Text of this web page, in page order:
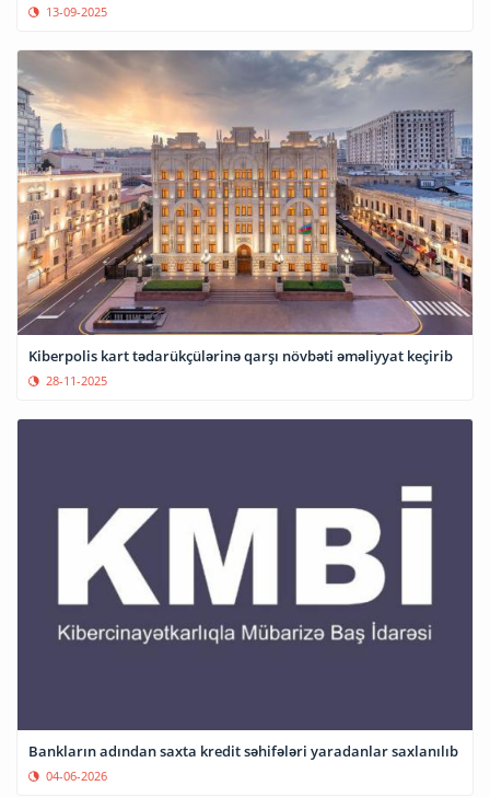
13-09-2025
Kiberpolis kart tədarükçülərinə qarşı növbəti əməliyyat keçirib
28-11-2025
Bankların adından saxta kredit səhifələri yaradanlar saxlanılıb
04-06-2026